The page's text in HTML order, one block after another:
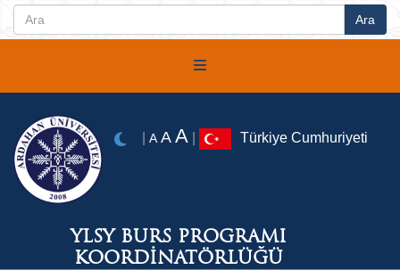
YLSY BURS PROGRAMI
KOORDİNATÖRLÜĞÜ
A A A Türkiye Cumhuriyeti